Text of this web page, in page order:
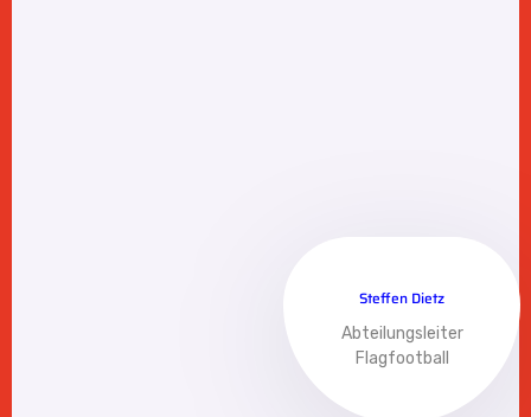
Steffen Dietz
Abteilungsleiter
Flagfootball